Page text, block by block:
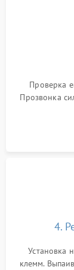
Проверка
Прозвонка
4.
Установка
клемм.